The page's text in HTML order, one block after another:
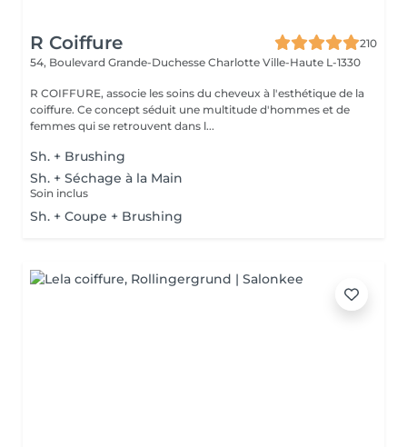
R Coiffure
210
54, Boulevard Grande-Duchesse Charlotte Ville-Haute L-1330
R COIFFURE, associe les soins du cheveux à l'esthétique de la
coiffure. Ce concept séduit une multitude d'hommes et de
femmes qui se retrouvent dans l...
Sh. + Brushing
Sh. + Séchage à la Main
Soin inclus
Sh. + Coupe + Brushing